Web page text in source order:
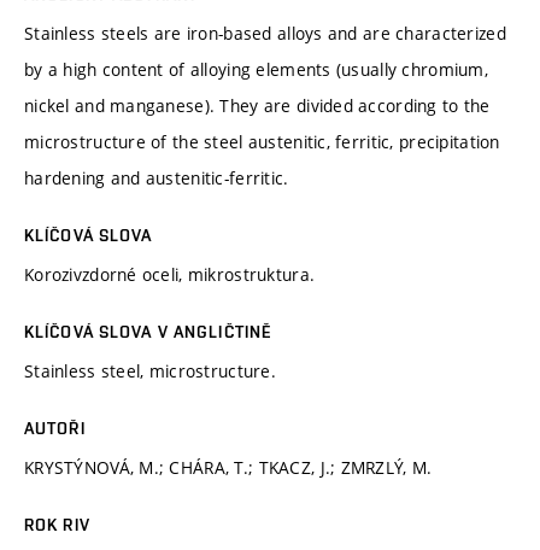
Stainless steels are iron-based alloys and are characterized
by a high content of alloying elements (usually chromium,
nickel and manganese). They are divided according to the
microstructure of the steel austenitic, ferritic, precipitation
hardening and austenitic-ferritic.
KLÍČOVÁ SLOVA
Korozivzdorné oceli, mikrostruktura.
KLÍČOVÁ SLOVA V ANGLIČTINĚ
Stainless steel, microstructure.
AUTOŘI
KRYSTÝNOVÁ, M.; CHÁRA, T.; TKACZ, J.; ZMRZLÝ, M.
ROK RIV